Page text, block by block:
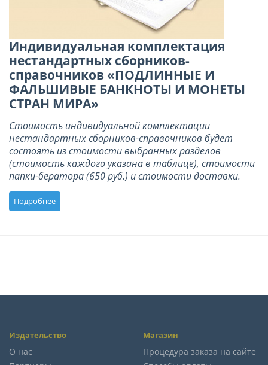
Индивидуальная комплектация
нестандартных сборников-
справочников «ПОДЛИННЫЕ И
ФАЛЬШИВЫЕ БАНКНОТЫ И МОНЕТЫ
СТРАН МИРА»
Стоимость индивидуальной комплектации
нестандартных сборников-справочников будет
состоять из стоимости выбранных разделов
(стоимость каждого указана в таблице), стоимости
папки-бератора (650 руб.) и стоимости доставки.
Подробнее
Издательство
О нас
Магазин
Процедура заказа на сайте